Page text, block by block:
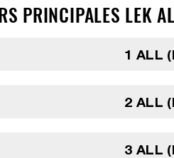
PRINCIPALES LEK
1 ALL
2 ALL
3 ALL